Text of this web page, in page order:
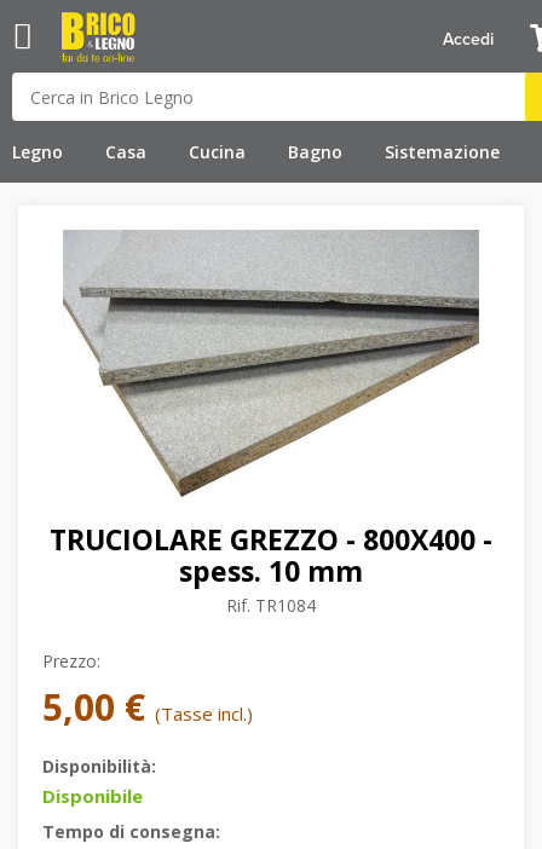
Legno Casa Cucina Bagno Sistemazione
Accedi
TRUCIOLARE GREZZO - 800X400 -
spess. 10 mm
Rif. TR1084
Prezzo:
5,00 € (Tasse incl.)
Disponibilità:
Disponibile
Tempo di consegna: